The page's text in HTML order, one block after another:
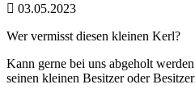
03.05.2023
Wer vermisst diesen kleinen Kerl?
Kann gerne bei uns abgeholt
seinen kleinen Besitzer oder